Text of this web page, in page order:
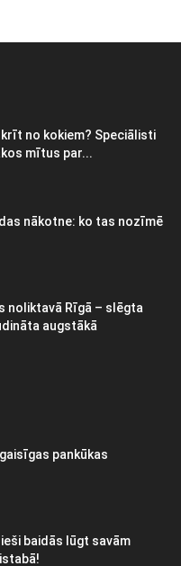
no kokiem? Speciālisti
mītus par...
nākotne: ko tas nozīmē
noliktavā Rīgā – slēgta
augstākā
pankūkas
baidās lūgt savām